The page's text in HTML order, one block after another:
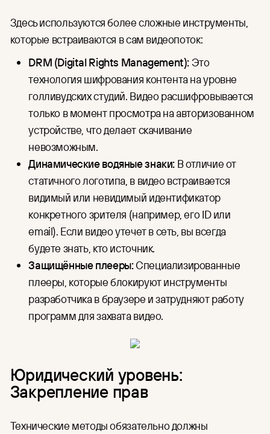
Здесь используются более сложные инструменты,
которые встраиваются в сам видеопоток:
DRM (Digital Rights Management):Это
технология шифрования контента на уровне
голливудских студий. Видео расшифровывается
только в момент просмотра на авторизованном
устройстве, что делает скачивание
невозможным.
Динамические водяные знаки:В отличие от
статичного логотипа, в видео встраивается
видимый или невидимый идентификатор
конкретного зрителя (например, его ID или
email). Если видео утечет в сеть, вы всегда
будете знать, кто источник.
Защищённые плееры:Специализированные
плееры, которые блокируют инструменты
разработчика в браузере и затрудняют работу
программ для захвата видео.
Юридический уровень:
Закрепление прав
Технические методы обязательно должны